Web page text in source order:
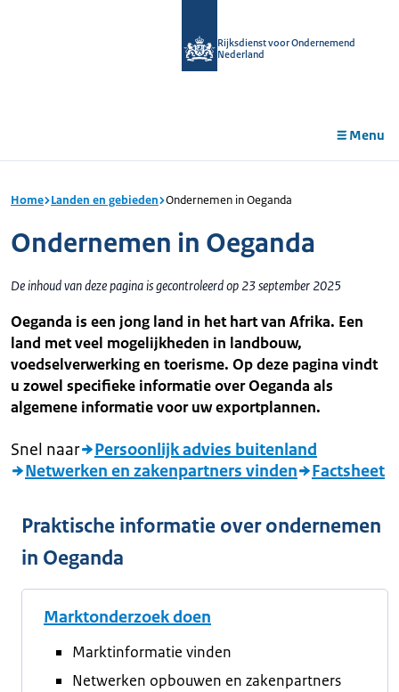
Rijksdienst voor Ondernemend
Nederland
Menu
Home Landen en gebieden Ondernemen in Oeganda
Ondernemen in Oeganda
De inhoud van deze pagina is gecontroleerd op 23 september 2025
Oeganda is een jong land in het hart van Afrika. Een
land met veel mogelijkheden in landbouw,
voedselverwerking en toerisme. Op deze pagina vindt
u zowel specifieke informatie over Oeganda als
algemene informatie voor uw exportplannen.
Snel naar
Persoonlijk advies buitenland
Netwerken en zakenpartners vinden
Factsheet
Praktische informatie over ondernemen
in Oeganda
Marktonderzoek doen
Marktinformatie vinden
Netwerken opbouwen en zakenpartners